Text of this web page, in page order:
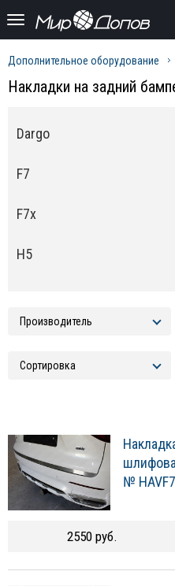
Дополнительное оборудование
Накладки на задний
Dargo
F7
F7x
H5
№
2550 руб.